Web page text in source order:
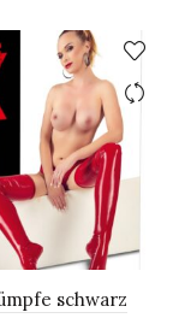
schwarz